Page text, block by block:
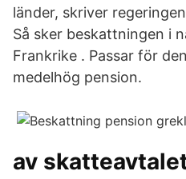
länder, skriver
Så sker beskattningen i
Frankrike . Passar för
medelhög pension.
av